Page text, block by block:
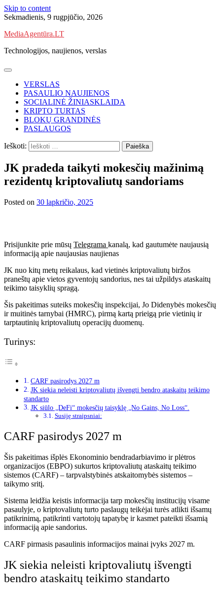
Skip to content
Sekmadienis, 9 rugpjūčio, 2026
MediaAgentūra.LT
Technologijos, naujienos, verslas
VERSLAS
PASAULIO NAUJIENOS
SOCIALINĖ ŽINIASKLAIDA
KRIPTO TURTAS
BLOKŲ GRANDINĖS
PASLAUGOS
Ieškoti:
JK pradeda taikyti mokesčių mažinimą
rezidentų kriptovaliutų sandoriams
Posted on 30 lapkričio, 2025
Prisijunkite prie mūsų Telegrama kanalą, kad gautumėte naujausią
informaciją apie naujausias naujienas
JK nuo kitų metų reikalaus, kad vietinės kriptovaliutų biržos
praneštų apie vietos gyventojų sandorius, nes tai užpildys ataskaitų
teikimo taisyklių spragą.
Šis pakeitimas suteiks mokesčių inspekcijai, Jo Didenybės mokesčių
ir muitinės tarnybai (HMRC), pirmą kartą prieigą prie vietinių ir
tarptautinių kriptovaliutų operacijų duomenų.
Turinys:
CARF pasirodys 2027 m
JK siekia neleisti kriptovaliutų išvengti bendro ataskaitų teikimo
standarto
JK siūlo „DeFi“ mokesčių taisyklę „No Gains, No Loss“.
Susiję straipsniai:
CARF pasirodys 2027 m
Šis pakeitimas išplės Ekonominio bendradarbiavimo ir plėtros
organizacijos (EBPO) sukurtos kriptovaliutų ataskaitų teikimo
sistemos (CARF) – tarpvalstybinės atskaitomybės sistemos –
taikymo sritį.
Sistema leidžia keistis informacija tarp mokesčių institucijų visame
pasaulyje, o kriptovaliutų turto paslaugų teikėjai turės atlikti išsamų
patikrinimą, patikrinti vartotojų tapatybę ir kasmet pateikti išsamią
informaciją apie sandorius.
CARF pirmasis pasaulinis informacijos mainai įvyks 2027 m.
JK siekia neleisti kriptovaliutų išvengti
bendro ataskaitų teikimo standarto